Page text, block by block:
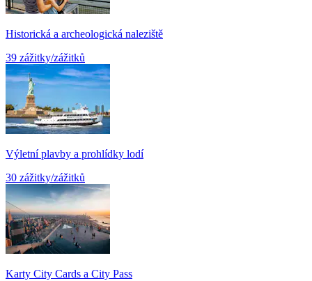
Historická a archeologická naleziště
39 zážitky/zážitků
Výletní plavby a prohlídky lodí
30 zážitky/zážitků
Karty City Cards a City Pass